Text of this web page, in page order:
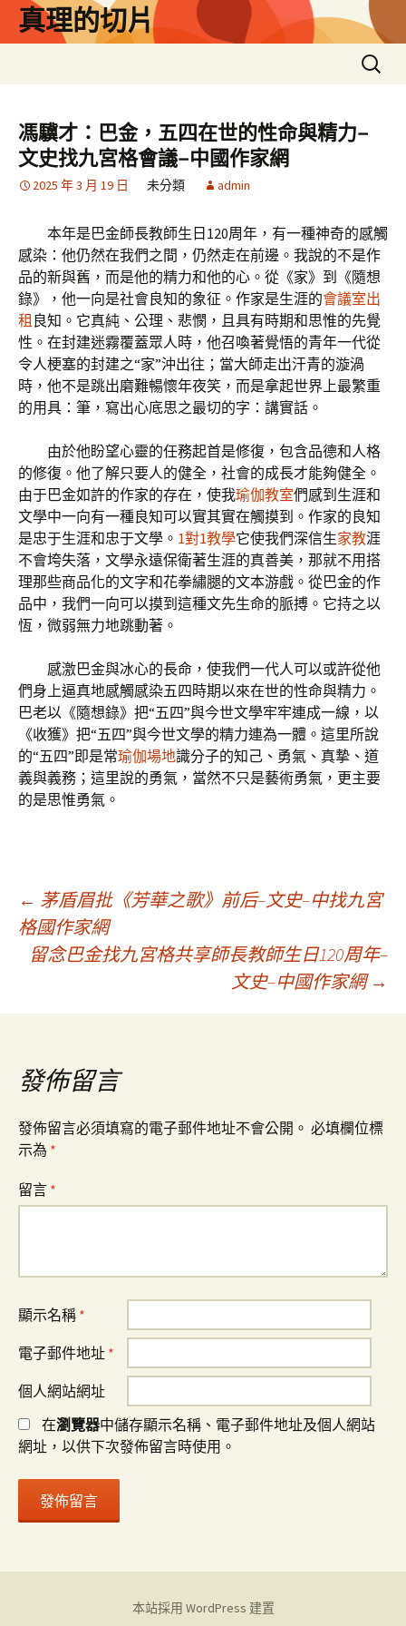
真理的切片
搜
尋
馮驥才：巴金，五四在世的性命與精力–
文史找九宮格會議–中國作家網
2025 年 3 月 19 日 未分類 admin
本年是巴金師長教師生日120周年，有一種神奇的感觸
感染：他仍然在我們之間，仍然走在前邊。我說的不是作
品的新與舊，而是他的精力和他的心。從《家》到《隨想
錄》，他一向是社會良知的象征。作家是生涯的會議室出
租 良知。它真純、公理、悲憫，且具有時期和思惟的先覺
性。在封建迷霧覆蓋眾人時，他召喚著覺悟的青年一代從
令人梗塞的封建之“家”沖出往；當大師走出汗青的漩渦
時，他不是跳出磨難暢懷年夜笑，而是拿起世界上最繁重
的用具：筆，寫出心底思之最切的字：講實話。
由於他盼望心靈的任務起首是修復，包含品德和人格
的修復。他了解只要人的健全，社會的成長才能夠健全。
由于巴金如許的作家的存在，使我瑜伽教室們感到生涯和
文學中一向有一種良知可以實其實在觸摸到。作家的良知
是忠于生涯和忠于文學。 1對1教學它使我們深信生家教涯
不會垮失落，文學永遠保衛著生涯的真善美，那就不用搭
理那些商品化的文字和花拳繡腿的文本游戲。從巴金的作
品中，我們一向可以摸到這種文先生命的脈搏。它持之以
恆，微弱無力地跳動著。
感激巴金與冰心的長命，使我們一代人可以或許從他
們身上逼真地感觸感染五四時期以來在世的性命與精力。
巴老以《隨想錄》把“五四”與今世文學牢牢連成一線，以
《收獲》把“五四”與今世文學的精力連為一體。這里所說
的“五四”即是常瑜伽場地識分子的知己、勇氣、真摯、道
義與義務；這里說的勇氣，當然不只是藝術勇氣，更主要
的是思惟勇氣。
文
章
導
覽
← 茅盾眉批《芳華之歌》前后–文史–中找九宮
格國作家網
留念巴金找九宮格共享師長教師生日120周年–
文史–中國作家網 →
發佈留言
發佈留言必須填寫的電子郵件地址不會公開。 必填欄位標
示為 *
留言 *
顯示名稱 *
電子郵件地址 *
個人網站網址
在瀏覽器中儲存顯示名稱、電子郵件地址及個人網站
網址，以供下次發佈留言時使用。
本站採用 WordPress 建置